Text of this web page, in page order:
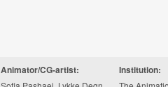
Animator/CG-artist: Institution: